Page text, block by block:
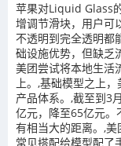
苹果对Liquid Glass
增调节滑块，用户可
不透明到完全透明都
础设施优势，但缺乏
美团尝试将本地生活
上。,基础模型之上
产品体系。,截至到3
亿元，降至65亿元。
有相当大的距离。,
常见搭配给模型配了